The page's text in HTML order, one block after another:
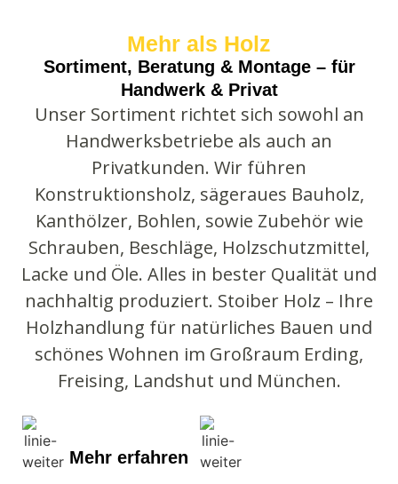
Mehr als Holz
Sortiment, Beratung & Montage – für
Handwerk & Privat
Unser Sortiment richtet sich sowohl an
Handwerksbetriebe als auch an
Privatkunden. Wir führen
Konstruktionsholz, sägeraues Bauholz,
Kanthölzer, Bohlen, sowie Zubehör wie
Schrauben, Beschläge, Holzschutzmittel,
Lacke und Öle. Alles in bester Qualität und
nachhaltig produziert. Stoiber Holz – Ihre
Holzhandlung für natürliches Bauen und
schönes Wohnen im Großraum Erding,
Freising, Landshut und München.
Mehr erfahren